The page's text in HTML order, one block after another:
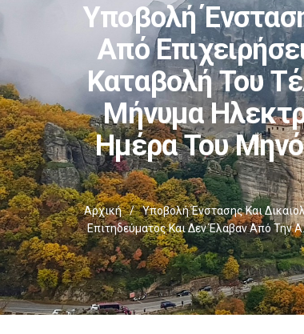
Υποβολή
Από
Καταβολή Του
Μήνυμα
Ημέρα Του
Αρχική /
Υποβολή Ένστασης Και
Επιτηδεύματος Και Δεν Έλαβαν Από Την